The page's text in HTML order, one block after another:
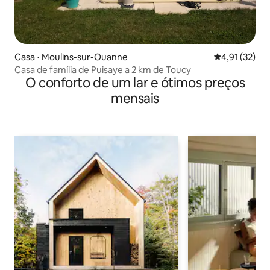
Casa ⋅ Moulins-sur-Ouanne 4,91 de uma
4,91 (32)
Casa de família de Puisaye a 2 km de Toucy
O conforto de um lar e ótimos preços
mensais